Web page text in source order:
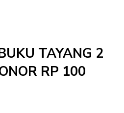
TAYANG 2
RP 100